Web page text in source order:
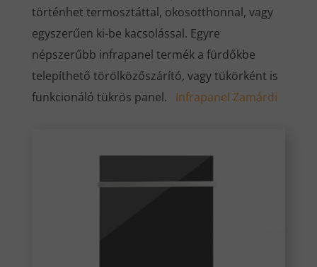
történhet termosztáttal, okosotthonnal, vagy
egyszerűen ki-be kacsolással. Egyre
népszerűbb infrapanel termék a fürdőkbe
telepíthető törölközőszárító, vagy tükörként is
funkcionáló tükrös panel. Infrapanel Zamárdi